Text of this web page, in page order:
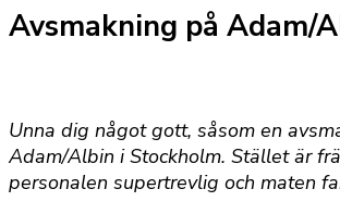
Avsmakning på Adam/
Unna dig något gott, såsom en
Adam/Albin i Stockholm. Stället är
personalen supertrevlig och maten